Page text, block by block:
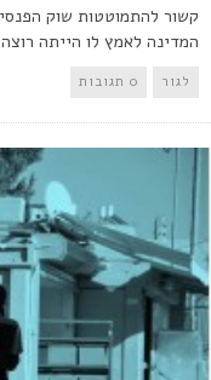
קשור להתמוטטות שוק
המדינה לאמץ לו הייתה
לגור 0 תגובות